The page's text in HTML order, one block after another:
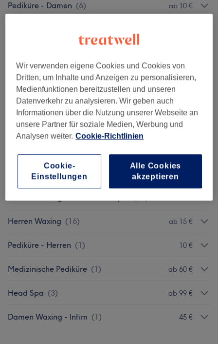
Pediküre - Damen (6) ab 10 €
Damen Gelmodellage : Auffüllen /
Naturnagelverstärkung / Verlängerung (6)
ab 7 €
Nagel Design Extras (4) ab 2 €
SPA / Extras Für Hände Und Füße (2) 15 €
Gesichtsbehandlungen ab 80 €
Herren Waxing (16) ab 15 €
Pediküre - Herren (1) 10 €
Medizinische Pediküre (1) ab 60 €
Head Spa (3) ab 99 €
Damen Waxing - Intim (1) 45 €
Wir verwenden eigene Cookies und Cookies von
Dritten, um Inhalte und Anzeigen zu personalisieren,
Medienfunktionen bereitzustellen und unseren
Datenverkehr zu analysieren. Wir geben auch
Informationen über die Nutzung unserer Webseite an
unsere Partner für soziale Medien, Werbung und
Analysen weiter. Cookie-Richtlinien
Cookie-
Einstellungen
Alle Cookies
akzeptieren